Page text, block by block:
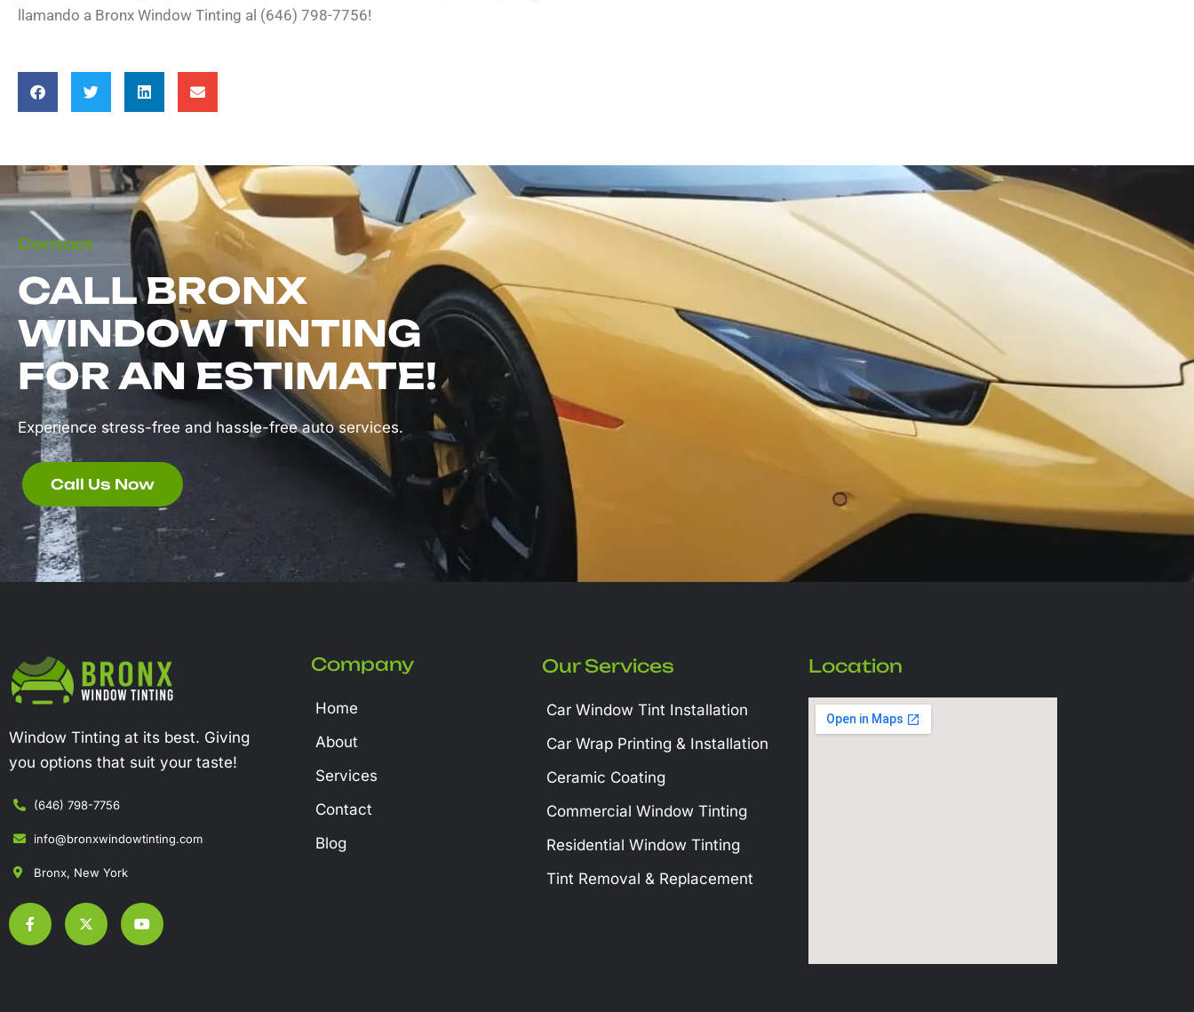
llamando a Bronx Window Tinting al (646) 798-7756!
Contact
CALL BRONX
WINDOW TINTING
FOR AN ESTIMATE!
Experience stress-free and hassle-free auto services.
Call Us Now
Window Tinting at its best. Giving
you options that suit your taste!
(646) 798-7756
info@bronxwindowtinting.com
Bronx, New York
F
a
c
X
-
Y
o
Company
Home
About
Services
Contact
Blog
Our Services
Car Window Tint Installation
Car Wrap Printing & Installation
Ceramic Coating
Commercial Window Tinting
Residential Window Tinting
Tint Removal & Replacement
Location